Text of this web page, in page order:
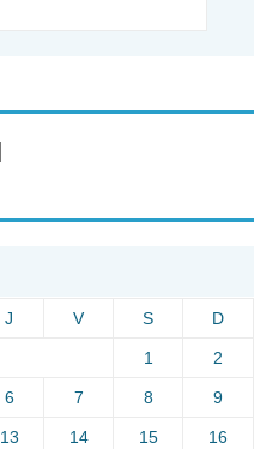
J V S D
1 2
6 7 8 9
13 14 15 16